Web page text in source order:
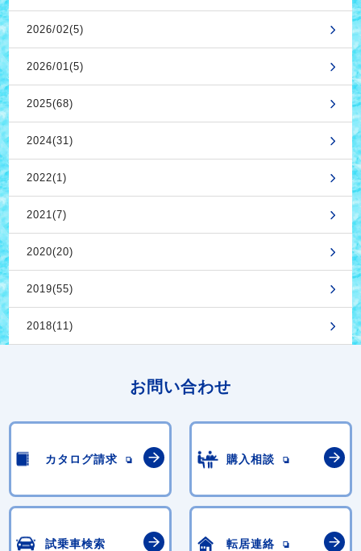
2026/02(5)
2026/01(5)
2025(68)
2024(31)
2022(1)
2021(7)
2020(20)
2019(55)
2018(11)
お問い合わせ
カタログ請求 購入相談
試乗車検索 転居連絡